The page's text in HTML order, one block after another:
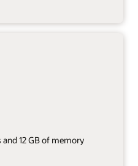
12 GB of memory